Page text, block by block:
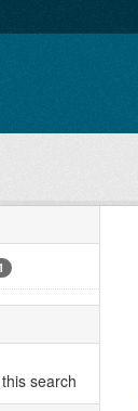
search